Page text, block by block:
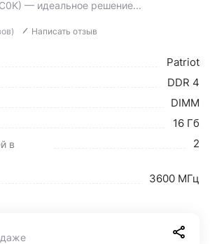
— идеальное решение...
Написать отзыв
Patriot
DDR 4
DIMM
16 Гб
в
2
3600 МГц